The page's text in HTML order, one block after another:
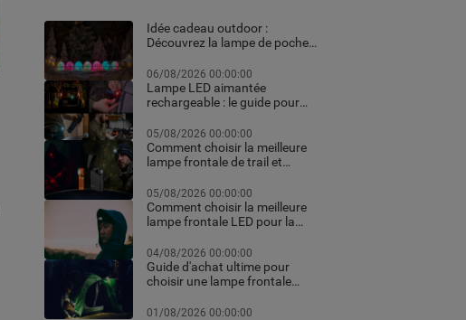
Idée cadeau outdoor :
Découvrez la lampe de poche
équipements high-tech pour
Noël
06/08/2026 00:00:00
Lampe LED aimantée
rechargeable : le guide pour
05/08/2026 00:00:00
Comment choisir la meilleure
lampe frontale de trail et
nuit
05/08/2026 00:00:00
Comment choisir la meilleure
lampe frontale LED pour la
04/08/2026 00:00:00
Guide d'achat ultime pour
choisir une lampe frontale
professionnelle pour le
01/08/2026 00:00:00